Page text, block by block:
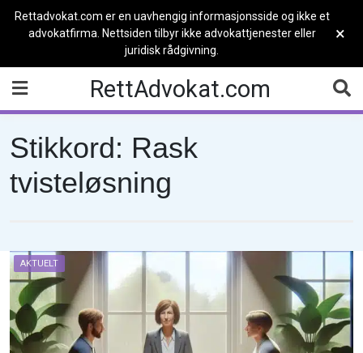
Rettadvokat.com er en uavhengig informasjonsside og ikke et
advokatfirma. Nettsiden tilbyr ikke advokattjenester eller
juridisk rådgivning.
×
content
RettAdvokat.com
Stikkord: Rask
tvisteløsning
AKTUELT